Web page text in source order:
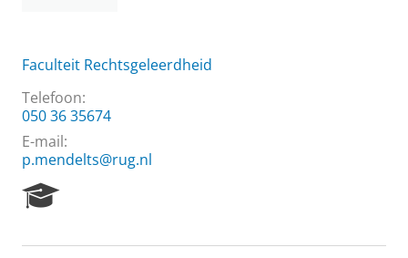
Faculteit Rechtsgeleerdheid
Telefoon:
050 36 35674
E-mail:
p.mendelts@rug.nl
e